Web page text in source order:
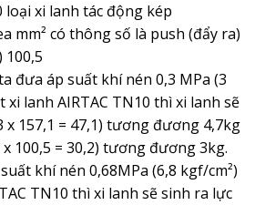
loại xi lanh tác động kép
mm² có thông số là push (đẩy ra)
100,5
đưa áp suất khí nén 0,3 MPa (3
xi lanh AIRTAC TN10 thì xi lanh sẽ
x 157,1 = 47,1) tương đương 4,7kg
100,5 = 30,2) tương đương 3kg.
khí nén 0,68MPa (6,8 kgf/cm²)
TN10 thì xi lanh sẽ sinh ra lực